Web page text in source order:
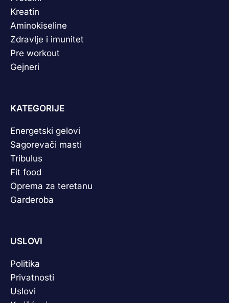
Kreatin
Aminokiseline
Zdravlje i imunitet
Pre workout
Gejneri
KATEGORIJE
Energetski gelovi
Sagorevači masti
Tribulus
Fit food
Oprema za teretanu
Garderoba
USLOVI
Politika
Privatnosti
Uslovi